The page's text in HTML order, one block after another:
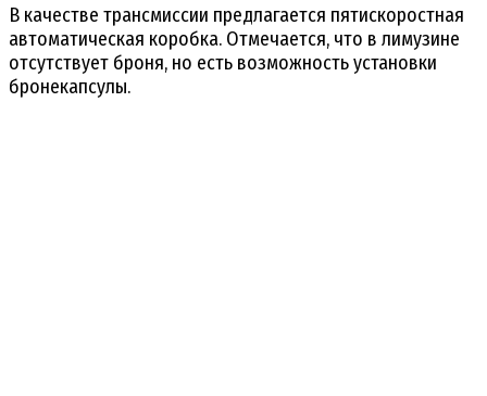
В качестве трансмиссии предлагается пятискоростная
автоматическая коробка. Отмечается, что в лимузине
отсутствует броня, но есть возможность установки
бронекапсулы.